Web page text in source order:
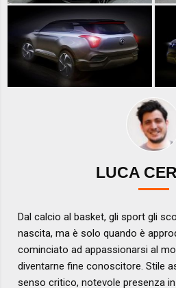
LUCA
Dal calcio al basket, gli sport gli
nascita, ma è solo quando è
cominciato ad appassionarsi al
diventarne fine conoscitore. Stile
senso critico, notevole presenza